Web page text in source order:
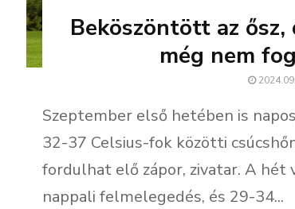
Beköszöntött az ősz,
még nem
Szeptember első hetében is
32-37 Celsius-fok közötti
fordulhat elő zápor, zivatar. A hét
nappali felmelegedés, és 29-34...